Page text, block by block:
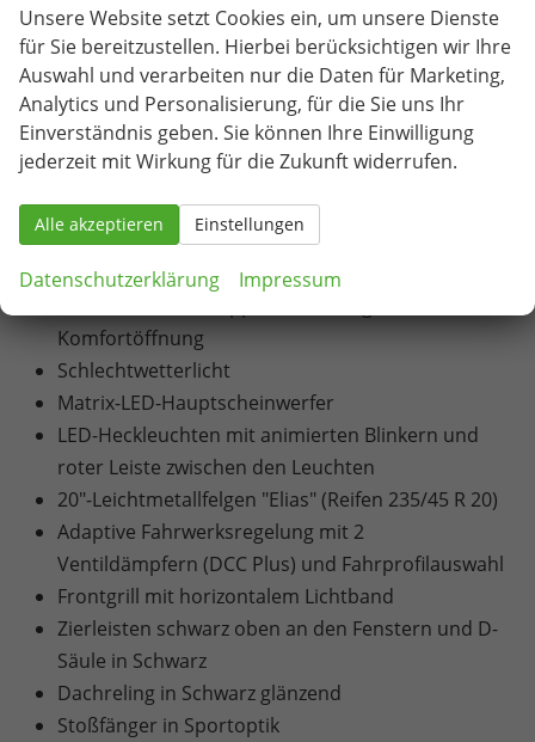
Diebstahlwarnanlage mit
Innenraumüberwachung
Akustikverglasung in den vorderen
Seitenscheiben und Sunset (Heck- und hintere
Seitenscheiben dunkel getönt)
Klimaanlage Climatronic (3-Zonen)
Beheizbare Vordersitze
Elektrisch betätigte Kindersicherung für die
hinteren Türen und Fenster
Komfortöffnung
Schlechtwetterlicht
Matrix-LED-Hauptscheinwerfer
LED-Heckleuchten mit animierten Blinkern und
roter Leiste zwischen den Leuchten
20"-Leichtmetallfelgen "Elias" (Reifen 235/45 R 20)
Adaptive Fahrwerksregelung mit 2
Ventildämpfern (DCC Plus) und Fahrprofilauswahl
Frontgrill mit horizontalem Lichtband
Zierleisten schwarz oben an den Fenstern und D-
Säule in Schwarz
Dachreling in Schwarz glänzend
Stoßfänger in Sportoptik
Unsere Website setzt Cookies ein, um unsere Dienste
für Sie bereitzustellen. Hierbei berücksichtigen wir Ihre
Auswahl und verarbeiten nur die Daten für Marketing,
Analytics und Personalisierung, für die Sie uns Ihr
Einverständnis geben. Sie können Ihre Einwilligung
jederzeit mit Wirkung für die Zukunft widerrufen.
Alle akzeptieren Einstellungen
Datenschutzerklärung Impressum